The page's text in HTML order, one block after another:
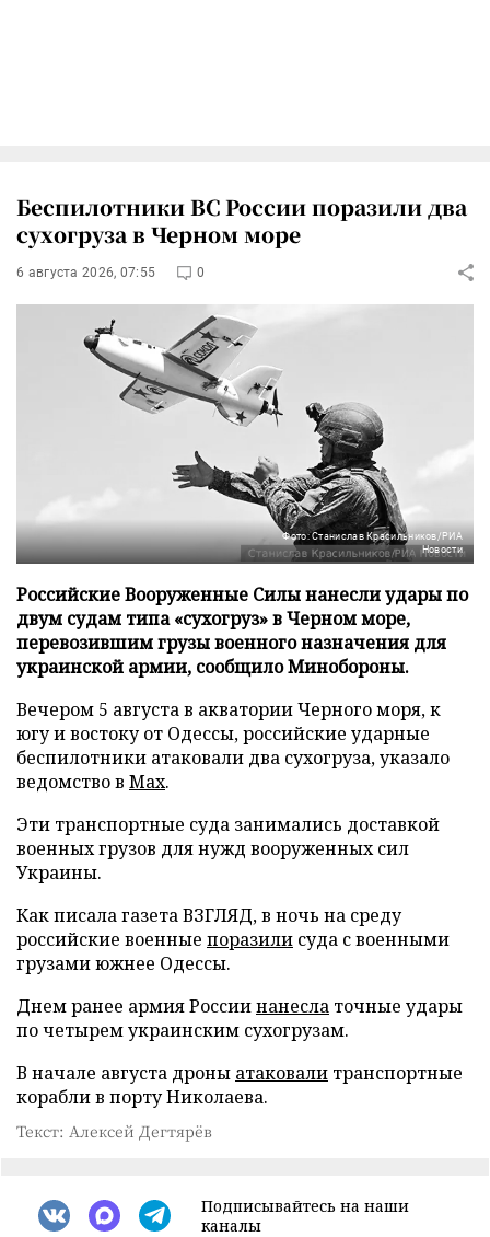
Беспилотники ВС России поразили два
сухогруза в Черном море
6 августа 2026, 07:55 0
Фото: Станислав Красильников/РИА
Новости
Российские Вооруженные Силы нанесли удары по
двум судам типа «сухогруз» в Черном море,
перевозившим грузы военного назначения для
украинской армии, сообщило Минобороны.
Вечером 5 августа в акватории Черного моря, к
югу и востоку от Одессы, российские ударные
беспилотники атаковали два сухогруза, указало
ведомство в Max.
Эти транспортные суда занимались доставкой
военных грузов для нужд вооруженных сил
Украины.
Как писала газета ВЗГЛЯД, в ночь на среду
российские военные поразили суда с военными
грузами южнее Одессы.
Днем ранее армия Россиинанесла точные удары
по четырем украинским сухогрузам.
В начале августа дроны атаковали транспортные
корабли в порту Николаева.
Текст: Алексей Дегтярёв
Подписывайтесь на наши
каналы